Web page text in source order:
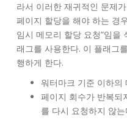
라서 이러한 재귀적인 문제
페이지 할당을 해야 하는 경
임시 메모리 할당 요청”임을
래그를 사용한다. 이 플래그
행하게 한다.
워터마크 기준 이하의
페이지 회수가 반복되
를 다시 요청하지 않는